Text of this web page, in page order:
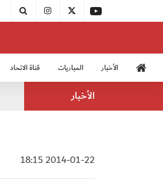
الأخبار المباريات قناة الاتحاد
الأخبار
2014-01-22 18:15